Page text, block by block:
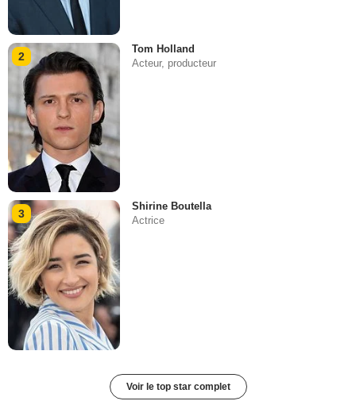
2
Tom Holland
Acteur, producteur
3
Shirine Boutella
Actrice
Voir le top star complet